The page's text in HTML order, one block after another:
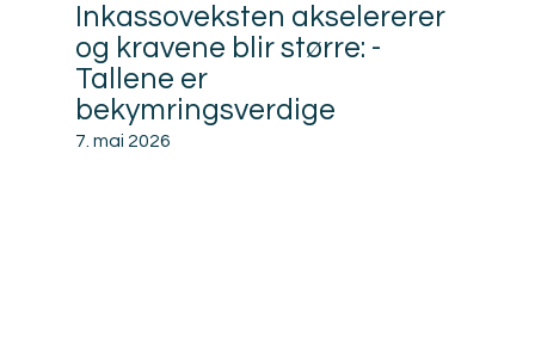
Inkassoveksten akselererer
og kravene blir større: -
Tallene er
bekymringsverdige
7. mai 2026